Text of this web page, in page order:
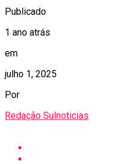
Publicado
1 ano atrás
em
julho 1, 2025
Por
Redação Sulnoticias